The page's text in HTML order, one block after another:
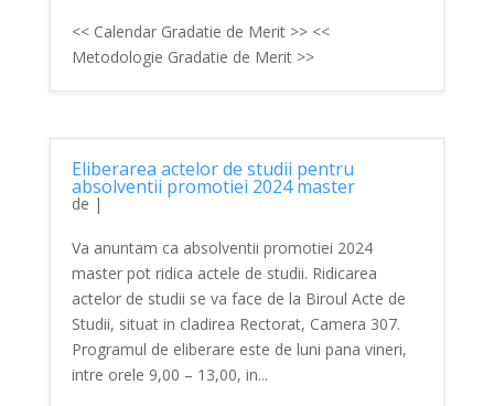
<< Calendar Gradatie de Merit >> <<
Metodologie Gradatie de Merit >>
Eliberarea actelor de studii pentru
absolventii promotiei 2024 master
de |
Va anuntam ca absolventii promotiei 2024
master pot ridica actele de studii. Ridicarea
actelor de studii se va face de la Biroul Acte de
Studii, situat in cladirea Rectorat, Camera 307.
Programul de eliberare este de luni pana vineri,
intre orele 9,00 – 13,00, in...